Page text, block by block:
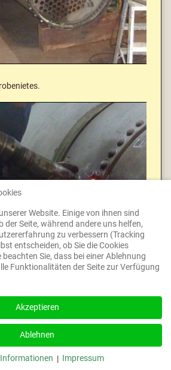
Wulst um den Nietkopf herum ist
Kopf später noch dichtgestemmt
Material entfernt.
Website. Einige von ihnen sind
der Seite, während andere uns helfen,
zu verbessern (Tracking
entscheiden, ob Sie die Cookies
Sie, dass bei einer Ablehnung
Funktionalitäten der Seite zur Verfügung
Akzeptieren
Ablehnen
| Impressum